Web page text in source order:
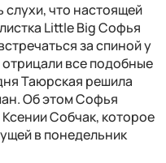
слухи, что настоящей
Little Big Софья
за спиной у
все подобные
Таюрская решила
Об этом Софья
Собчак, которое
в понедельник